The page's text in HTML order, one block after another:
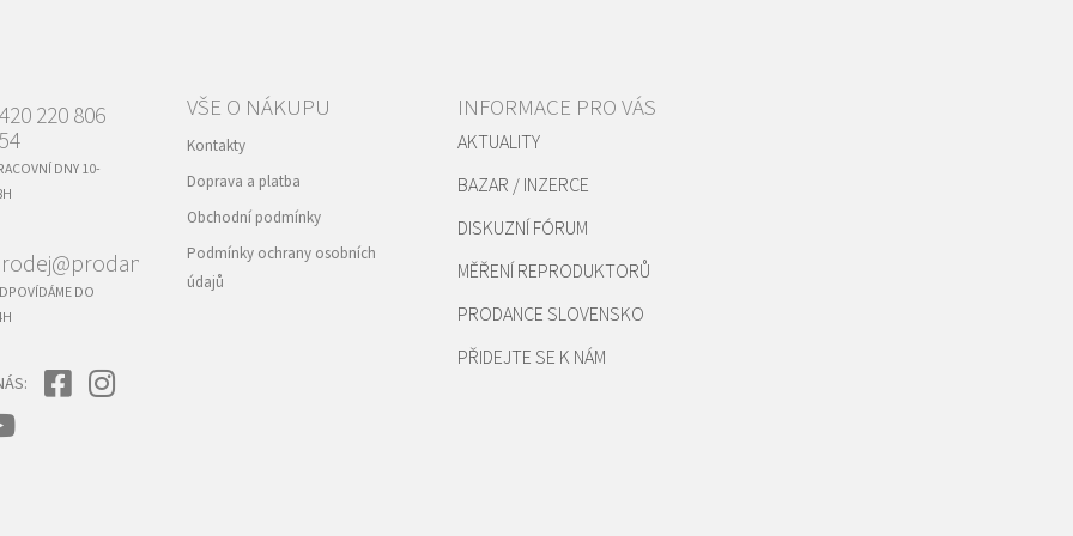
220 806
DNY 10-
DO
VŠE O NÁKUPU
Kontakty
Doprava a platba
Obchodní podmínky
Podmínky ochrany osobních
údajů
INFORMACE PRO VÁS
AKTUALITY
BAZAR / INZERCE
DISKUZNÍ FÓRUM
MĚŘENÍ REPRODUKTORŮ
PRODANCE SLOVENSKO
PŘIDEJTE SE K NÁM